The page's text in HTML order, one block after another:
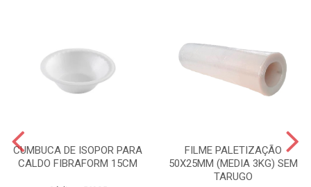
CUMBUCA DE ISOPOR PARA
CALDO FIBRAFORM 15CM
FILME PALETIZAÇÃO
50X25MM (MEDIA 3KG) SEM
TARUGO